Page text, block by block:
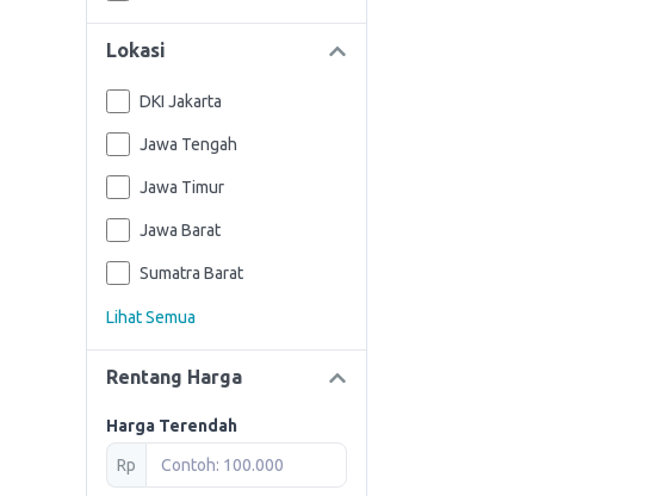
Lokasi
DKI Jakarta
Jawa Tengah
Jawa Timur
Jawa Barat
Sumatra Barat
Lihat Semua
Rentang Harga
Harga Terendah
Rp